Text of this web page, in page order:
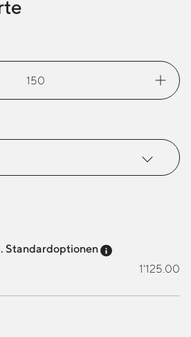
Standardoptionen
Preis-Tooltip
1'125.00